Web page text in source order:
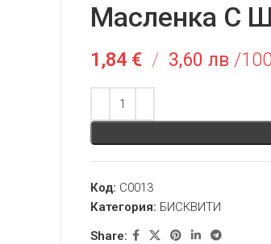
Масленка С
1,84 € / 3,60 лв /
Код: C0013
Категория: БИСКВИТИ
Share: